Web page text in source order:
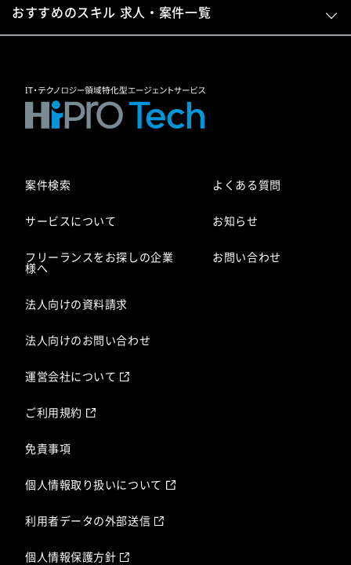
おすすめのスキル 求人・案件一覧
案件検索
サービスについて
フリーランスをお探しの企業
様へ
法人向けの資料請求
法人向けのお問い合わせ
よくある質問
お知らせ
お問い合わせ
運営会社について
ご利用規約
免責事項
個人情報取り扱いについて
利用者データの外部送信
個人情報保護方針